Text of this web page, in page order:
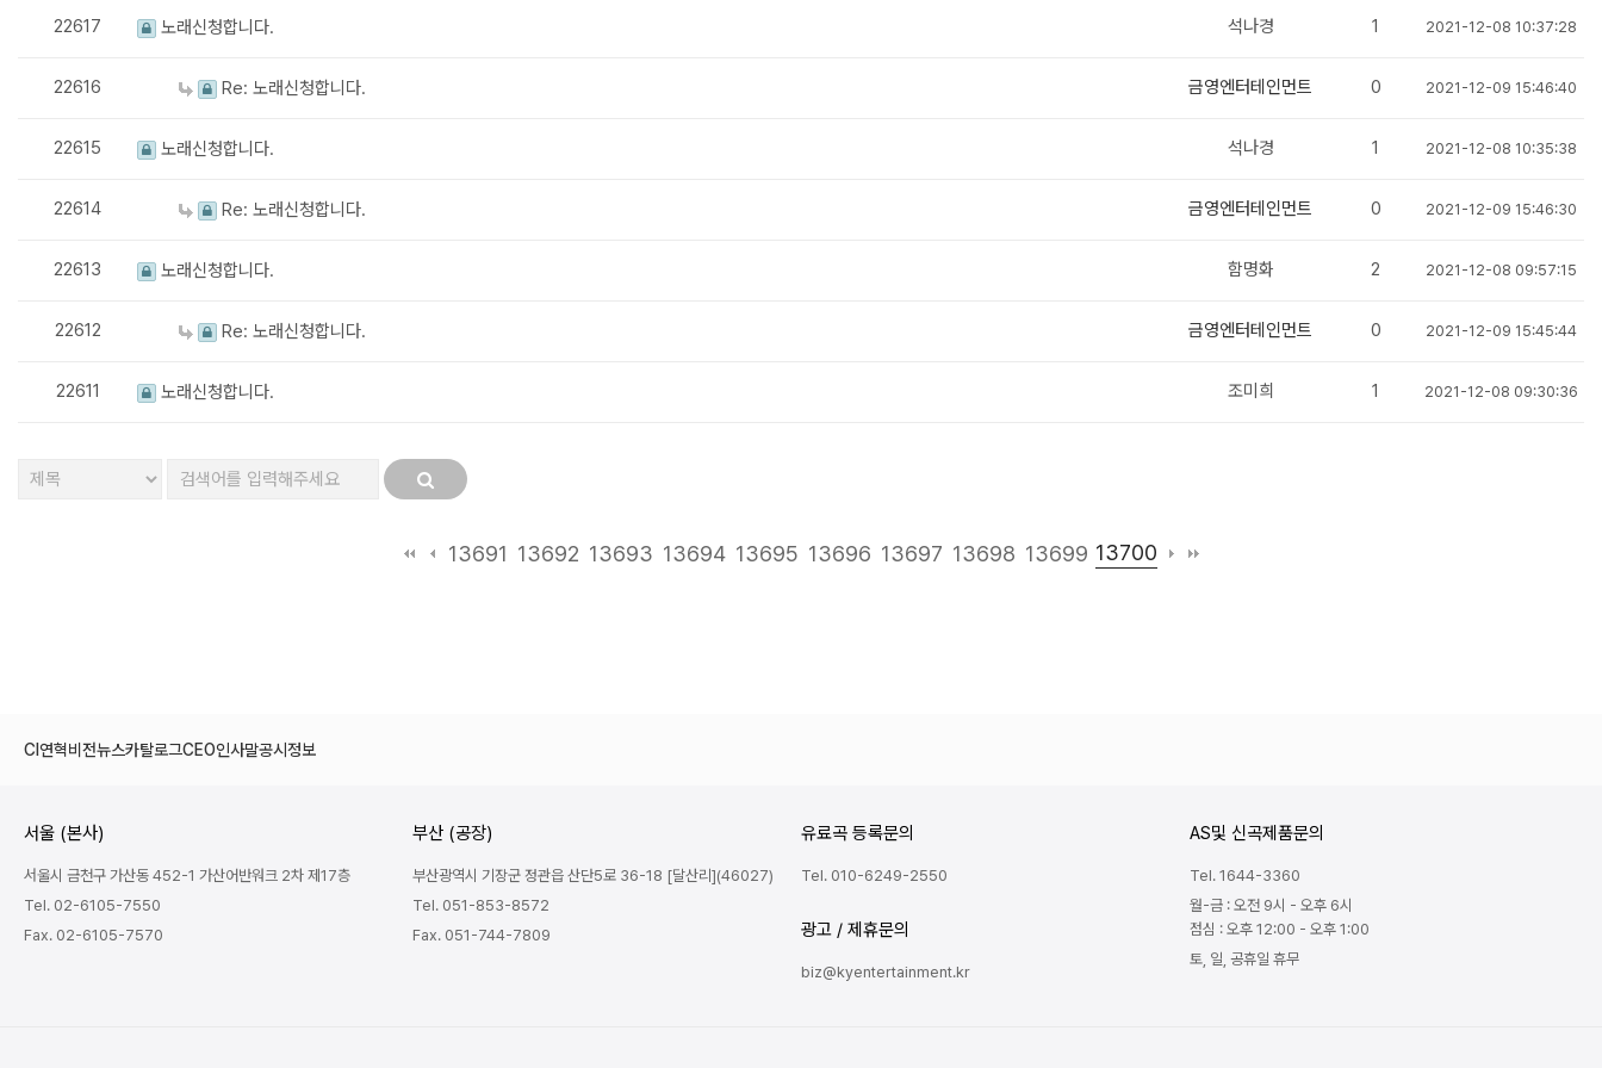
22617 노래신청합니다. 석나경 1 2021-12-08 10:37:28
22616 Re: 노래신청합니다. 금영엔터테인먼트 0 2021-12-09 15:46:40
22615 노래신청합니다. 석나경 1 2021-12-08 10:35:38
22614 Re: 노래신청합니다. 금영엔터테인먼트 0 2021-12-09 15:46:30
22613 노래신청합니다. 함명화 2 2021-12-08 09:57:15
22612 Re: 노래신청합니다. 금영엔터테인먼트 0 2021-12-09 15:45:44
22611 노래신청합니다. 조미희 1 2021-12-08 09:30:36
13691 13692 13693 13694 13695 13696 13697 13698 13699 13700
다음맨끝
CI 연혁비전뉴스카탈로그CEO인사말공시정보
서울 (본사)
서울시 금천구 가산동 452-1 가산어반워크 2차 제17층
Tel. 02-6105-7550
Fax. 02-6105-7570
부산 (공장)
부산광역시 기장군 정관읍 산단5로 36-18 [달산리](46027)
Tel. 051-853-8572
Fax. 051-744-7809
유료곡 등록문의
Tel. 010-6249-2550
광고 / 제휴문의
biz@kyentertainment.kr
AS및 신곡제품문의
Tel. 1644-3360
월-금 : 오전 9시 - 오후 6시
점심 : 오후 12:00 - 오후 1:00
토, 일, 공휴일 휴무